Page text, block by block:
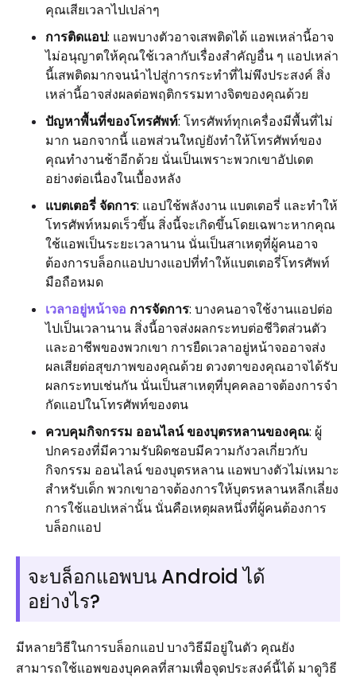
คุณเสียเวลาไปเปล่าๆ
การติดแอป: แอพบางตัวอาจเสพติดได้ แอพเหล่านี้อาจ
ไม่อนุญาตให้คุณใช้เวลากับเรื่องสำคัญอื่น ๆ แอปเหล่า
นี้เสพติดมากจนนำไปสู่การกระทำที่ไม่พึงประสงค์ สิ่ง
เหล่านี้อาจส่งผลต่อพฤติกรรมทางจิตของคุณด้วย
ปัญหาพื้นที่ของโทรศัพท์: โทรศัพท์ทุกเครื่องมีพื้นที่ไม่
มาก นอกจากนี้ แอพส่วนใหญ่ยังทำให้โทรศัพท์ของ
คุณทำงานช้าอีกด้วย นั่นเป็นเพราะพวกเขาอัปเดต
อย่างต่อเนื่องในเบื้องหลัง
แบตเตอรี่ จัดการ: แอปใช้พลังงาน แบตเตอรี่ และทำให้
โทรศัพท์หมดเร็วขึ้น สิ่งนี้จะเกิดขึ้นโดยเฉพาะหากคุณ
ใช้แอพเป็นระยะเวลานาน นั่นเป็นสาเหตุที่ผู้คนอาจ
ต้องการบล็อกแอปบางแอปที่ทำให้แบตเตอรี่โทรศัพท์
มือถือหมด
เวลาอยู่หน้าจอ การจัดการ: บางคนอาจใช้งานแอปต่อ
ไปเป็นเวลานาน สิ่งนี้อาจส่งผลกระทบต่อชีวิตส่วนตัว
และอาชีพของพวกเขา การยืดเวลาอยู่หน้าจออาจส่ง
ผลเสียต่อสุขภาพของคุณด้วย ดวงตาของคุณอาจได้รับ
ผลกระทบเช่นกัน นั่นเป็นสาเหตุที่บุคคลอาจต้องการจำ
กัดแอปในโทรศัพท์ของตน
ควบคุมกิจกรรม ออนไลน์ ของบุตรหลานของคุณ: ผู้
ปกครองที่มีความรับผิดชอบมีความกังวลเกี่ยวกับ
กิจกรรม ออนไลน์ ของบุตรหลาน แอพบางตัวไม่เหมาะ
สำหรับเด็ก พวกเขาอาจต้องการให้บุตรหลานหลีกเลี่ยง
การใช้แอปเหล่านั้น นั่นคือเหตุผลหนึ่งที่ผู้คนต้องการ
บล็อกแอป
จะบล็อกแอพบน Android ได้
อย่างไร?
มีหลายวิธีในการบล็อกแอป บางวิธีมีอยู่ในตัว คุณยัง
สามารถใช้แอพของบุคคลที่สามเพื่อจุดประสงค์นี้ได้ มาดูวิธี